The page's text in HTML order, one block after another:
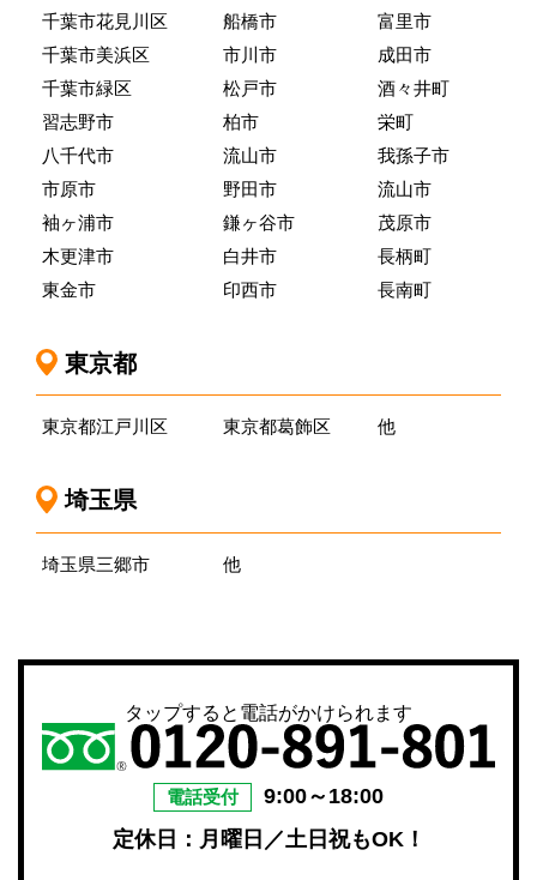
千葉市花見川区
千葉市美浜区
千葉市緑区
習志野市
八千代市
市原市
袖ヶ浦市
木更津市
東金市
船橋市
市川市
松戸市
柏市
流山市
野田市
鎌ヶ谷市
白井市
印西市
富里市
成田市
酒々井町
栄町
我孫子市
流山市
茂原市
長柄町
長南町
東京都
東京都江戸川区 東京都葛飾区 他
埼玉県
埼玉県三郷市 他
タップすると電話がかけられます
電話受付
9:00～18:00
定休日：月曜日／土日祝もOK！